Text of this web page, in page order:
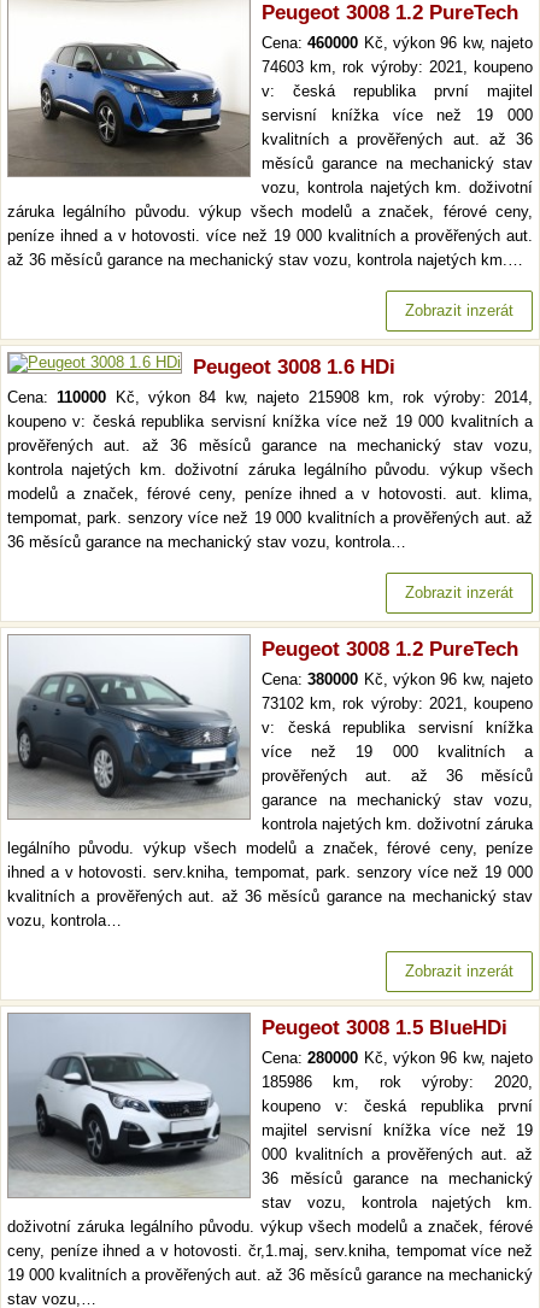
Peugeot 3008 1.2 PureTech
Cena:460000 Kč, výkon 96 kw, najeto
74603 km, rok výroby: 2021, koupeno
v: česká republika první majitel
servisní knížka více než 19 000
kvalitních a prověřených aut. až 36
měsíců garance na mechanický stav
vozu, kontrola najetých km. doživotní
záruka legálního původu. výkup všech modelů a značek, férové ceny,
peníze ihned a v hotovosti. více než 19 000 kvalitních a prověřených aut.
až 36 měsíců garance na mechanický stav vozu, kontrola najetých km.…
Zobrazit inzerát
Peugeot 3008 1.6 HDi
Cena:110000 Kč, výkon 84 kw, najeto 215908 km, rok výroby: 2014,
koupeno v: česká republika servisní knížka více než 19 000 kvalitních a
prověřených aut. až 36 měsíců garance na mechanický stav vozu,
kontrola najetých km. doživotní záruka legálního původu. výkup všech
modelů a značek, férové ceny, peníze ihned a v hotovosti. aut. klima,
tempomat, park. senzory více než 19 000 kvalitních a prověřených aut. až
36 měsíců garance na mechanický stav vozu, kontrola…
Zobrazit inzerát
Peugeot 3008 1.2 PureTech
Cena:380000 Kč, výkon 96 kw, najeto
73102 km, rok výroby: 2021, koupeno
v: česká republika servisní knížka
více než 19 000 kvalitních a
prověřených aut. až 36 měsíců
garance na mechanický stav vozu,
kontrola najetých km. doživotní záruka
legálního původu. výkup všech modelů a značek, férové ceny, peníze
ihned a v hotovosti. serv.kniha, tempomat, park. senzory více než 19 000
kvalitních a prověřených aut. až 36 měsíců garance na mechanický stav
vozu, kontrola…
Zobrazit inzerát
Peugeot 3008 1.5 BlueHDi
Cena:280000 Kč, výkon 96 kw, najeto
185986 km, rok výroby: 2020,
koupeno v: česká republika první
majitel servisní knížka více než 19
000 kvalitních a prověřených aut. až
36 měsíců garance na mechanický
stav vozu, kontrola najetých km.
doživotní záruka legálního původu. výkup všech modelů a značek, férové
ceny, peníze ihned a v hotovosti. čr,1.maj, serv.kniha, tempomat více než
19 000 kvalitních a prověřených aut. až 36 měsíců garance na mechanický
stav vozu,…